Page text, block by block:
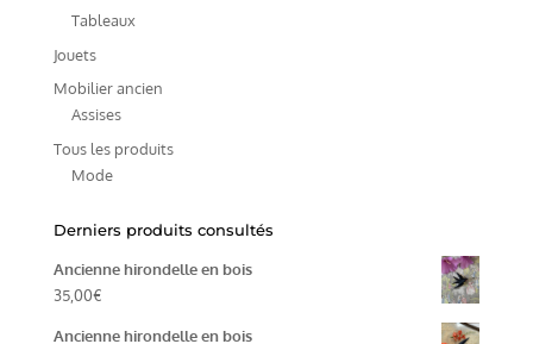
Tableaux
Jouets
Mobilier ancien
Assises
Tous les produits
Mode
Derniers produits consultés
Ancienne hirondelle en bois
35,00€
Ancienne hirondelle en bois